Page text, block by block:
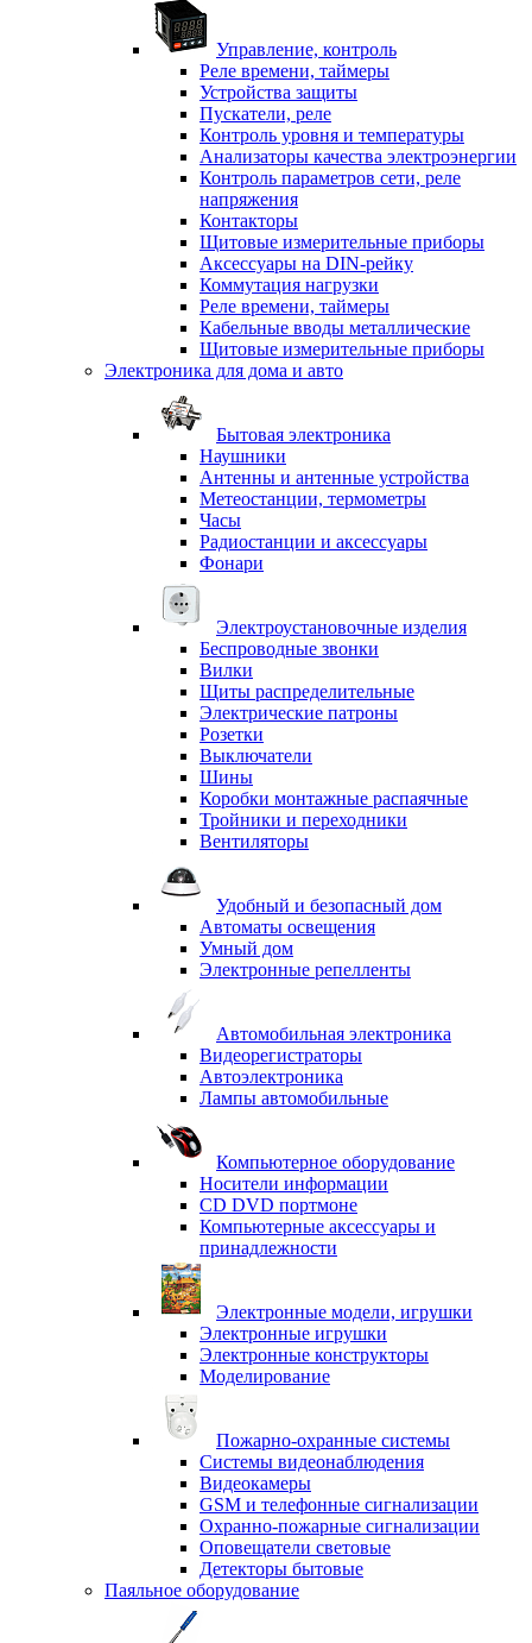
Управление, контроль
Реле времени, таймеры
Устройства защиты
Пускатели, реле
Контроль уровня и температуры
Анализаторы качества электроэнергии
Контроль параметров сети, реле
напряжения
Контакторы
Щитовые измерительные приборы
Аксессуары на DIN-рейку
Коммутация нагрузки
Реле времени, таймеры
Кабельные вводы металлические
Щитовые измерительные приборы
Электроника для дома и авто
Бытовая электроника
Наушники
Антенны и антенные устройства
Метеостанции, термометры
Часы
Радиостанции и аксессуары
Фонари
Электроустановочные изделия
Беспроводные звонки
Вилки
Щиты распределительные
Электрические патроны
Розетки
Выключатели
Шины
Коробки монтажные распаячные
Тройники и переходники
Вентиляторы
Удобный и безопасный дом
Автоматы освещения
Умный дом
Электронные репелленты
Автомобильная электроника
Видеорегистраторы
Автоэлектроника
Лампы автомобильные
Компьютерное оборудование
Носители информации
CD DVD портмоне
Компьютерные аксессуары и
принадлежности
Электронные модели, игрушки
Электронные игрушки
Электронные конструкторы
Моделирование
Пожарно-охранные системы
Системы видеонаблюдения
Видеокамеры
GSM и телефонные сигнализации
Охранно-пожарные сигнализации
Оповещатели световые
Детекторы бытовые
Паяльное оборудование